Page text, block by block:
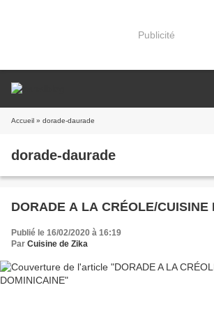
Publicité
Accueil » dorade-daurade
dorade-daurade
DORADE A LA CRÉOLE/CUISINE
Publié le 16/02/2020 à 16:19
Par Cuisine de Zika